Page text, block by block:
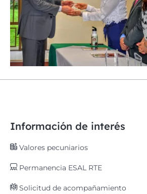
Información de interés
Valores pecuniarios
Permanencia ESAL RTE
Solicitud de acompañamiento